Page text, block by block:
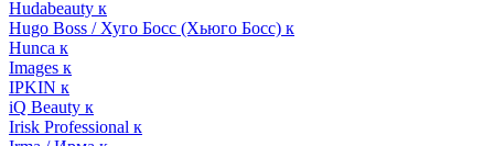
Hudabeauty к
Hugo Boss / Хуго Босс (Хьюго Босс) к
Hunca к
Images к
IPKIN к
iQ Beauty к
Irisk Professional к